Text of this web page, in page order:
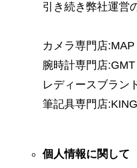
引き続き弊社運営
カメラ専門店
腕時計専門店:GMT
レディースブラン
筆記具専門店
個人情報に関して